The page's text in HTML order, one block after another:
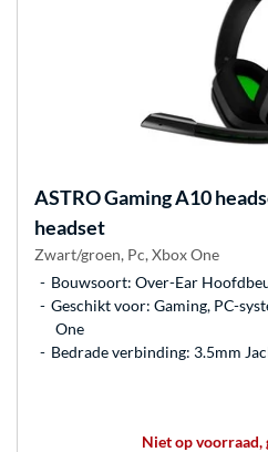
ASTRO GamingA10
headset
Zwart/groen, Pc, Xbox One
Bouwsoort: Over-Ear
Geschikt voor: Gaming, PC-
One
Bedrade verbinding: 3.5mm
Niet op voorraad,